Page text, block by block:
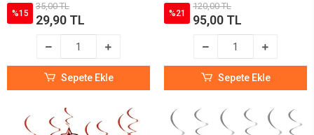
%15
35,00 TL
29,90 TL
Sepete Ekle
%21
120,00 TL
95,00 TL
Sepete Ekle